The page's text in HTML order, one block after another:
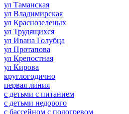
ул Таманская
ул Владимирская
ул Краснозеленых
ул Трудящихся
ул Ивана Голубца
ул Протапова
ул Крепостная
ул Кирова
круглогодично
первая линия
с детьми с питанием
с детьми недорого
с бассейном с подогревом